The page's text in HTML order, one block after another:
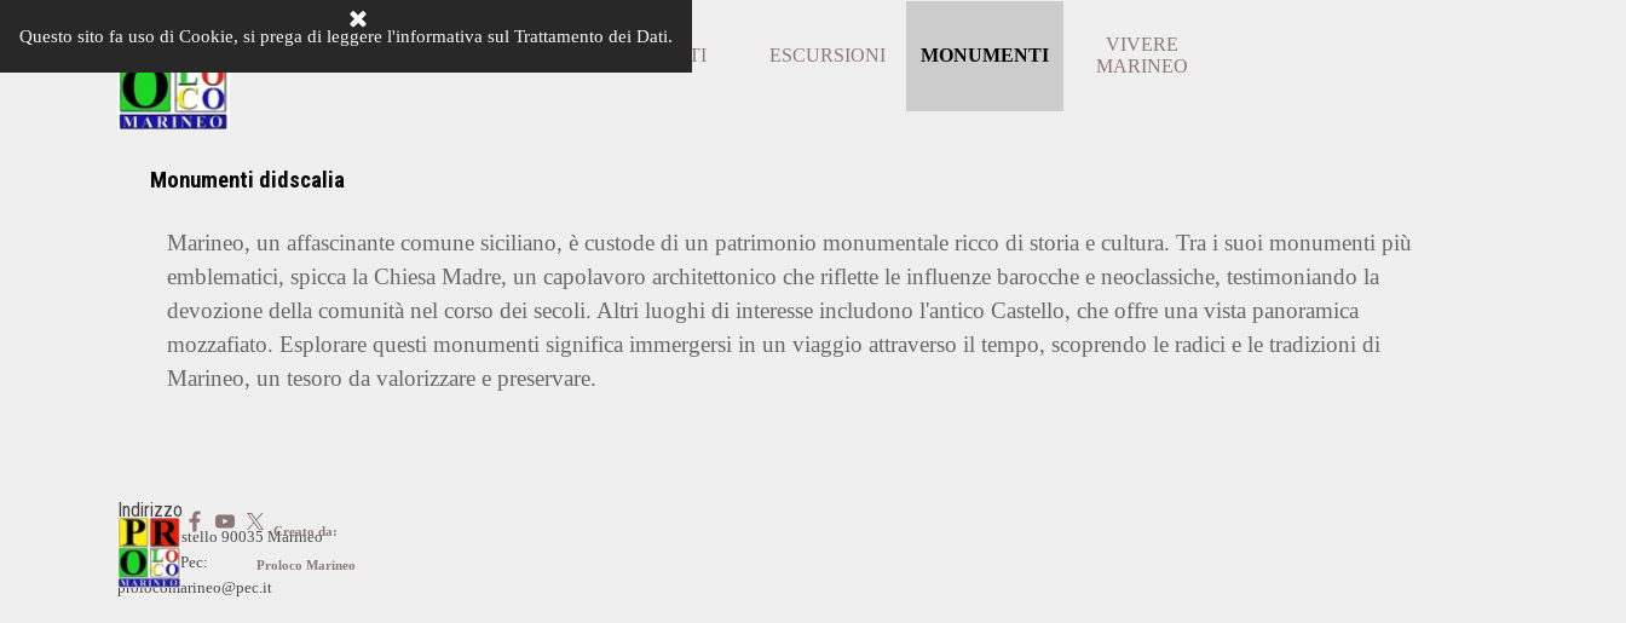
Questo sito fa uso di Cookie, si prega di leggere l'informativa sul Trattamento dei Dati.
EVENTI ▼
ESCURSIONI ▼
MONUMENTI ▼
VIVERE
MARINEO
Monumenti didscalia
Marineo, un affascinante comune siciliano, è custode di un patrimonio monumentale ricco di storia e cultura. Tra i suoi monumenti più
emblematici, spicca la Chiesa Madre, un capolavoro architettonico che riflette le influenze barocche e neoclassiche, testimoniando la
devozione della comunità nel corso dei secoli. Altri luoghi di interesse includono l'antico Castello, che offre una vista panoramica
mozzafiato. Esplorare questi monumenti significa immergersi in un viaggio attraverso il tempo, scoprendo le radici e le tradizioni di
Marineo, un tesoro da valorizzare e preservare.
Indirizzo
Piazza Castello 90035 Marineo
Indirizzo Pec:
prolocomarineo@pec.it
Creato da:
Proloco Marineo